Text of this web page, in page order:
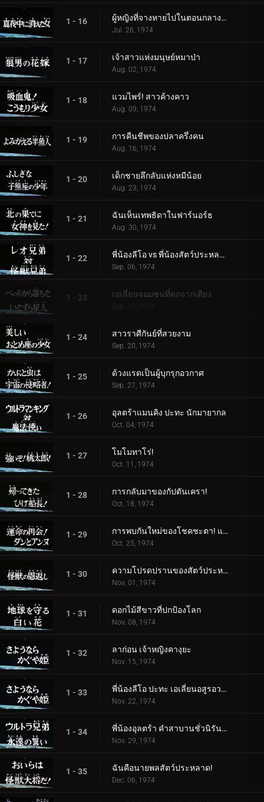
1 - 16 ผู้หญิงที่จางหายไปในตอนกลางคืน
Jul. 26, 1974
1 - 17 เจ้าสาวแห่งมนุษย์หมาป่า
Aug. 02, 1974
1 - 18 แวมไพร์! สาวค้างคาว
Aug. 09, 1974
1 - 19 การคืนชีพของปลาครึ่งคน
Aug. 16, 1974
1 - 20 เด็กชายลึกลับแห่งหมีน้อย
Aug. 23, 1974
1 - 21 ฉันเห็นเทพธิดาในฟาร์นอร์ธ
Aug. 30, 1974
1 - 22 พี่น้องลีโอ vs พี่น้องสัตว์ประหลาด
Sep. 06, 1974
1 - 23 เอเลี่ยนจอมซนที่ตกจากเตียง
Sep. 13, 1974
1 - 24 สาวราศีกันย์ที่สวยงาม
Sep. 20, 1974
1 - 25 ด้วงแรดเป็นผู้บุกรุกอวกาศ
Sep. 27, 1974
1 - 26 อุลตร้าแมนคิง ปะทะ นักมายากล
Oct. 04, 1974
1 - 27 โมโมทาโร่!
Oct. 11, 1974
1 - 28 การกลับมาของกัปตันเครา!
Oct. 18, 1974
1 - 29 การพบกันใหม่ของโชคชะตา! แดนและแอนน์
Oct. 25, 1974
1 - 30 ความโปรดปรานของสัตว์ประหลาด
Nov. 01, 1974
1 - 31 ดอกไม้สีขาวที่ปกป้องโลก
Nov. 08, 1974
1 - 32 ลาก่อน เจ้าหญิงคางุยะ
Nov. 15, 1974
1 - 33 พี่น้องลีโอ ปะทะ เอเลี่ยนอสูรอวกาศ
Nov. 22, 1974
1 - 34 พี่น้องอุลตร้า คำสาบานชั่วนิรันดร์
Nov. 29, 1974
1 - 35 ฉันคือนายพลสัตว์ประหลาด!
Dec. 06, 1974